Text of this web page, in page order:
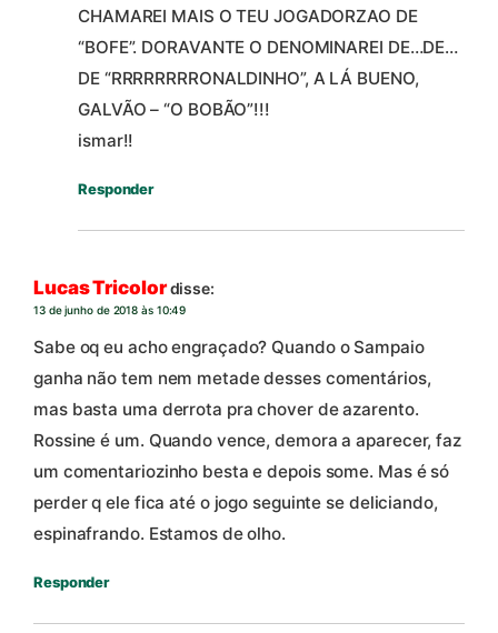
CHAMAREI MAIS O TEU JOGADORZAO DE
“BOFE”. DORAVANTE O DENOMINAREI DE…DE…
DE “RRRRRRRRONALDINHO”, A LÁ BUENO,
GALVÃO – “O BOBÃO”!!!
ismar!!
Responder
Lucas Tricolordisse:
13 de junho de 2018 às 10:49
Sabe oq eu acho engraçado? Quando o Sampaio
ganha não tem nem metade desses comentários,
mas basta uma derrota pra chover de azarento.
Rossine é um. Quando vence, demora a aparecer, faz
um comentariozinho besta e depois some. Mas é só
perder q ele fica até o jogo seguinte se deliciando,
espinafrando. Estamos de olho.
Responder